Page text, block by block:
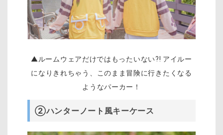
▲ルームウェアだけではもったいない?! アイルー
になりきれちゃう、このまま冒険に行きたくなる
ようなパーカー！
②ハンターノート風キーケース